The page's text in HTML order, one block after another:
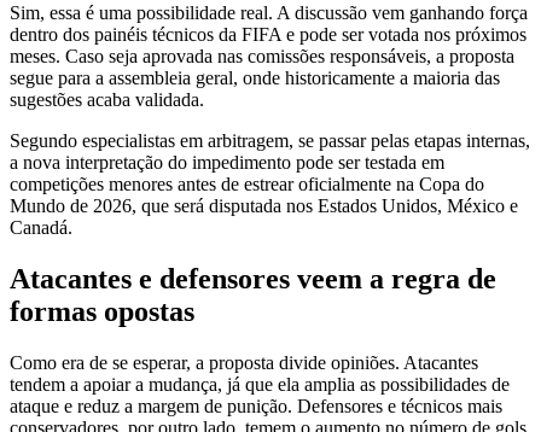
Sim, essa é uma possibilidade real. A discussão vem ganhando força
dentro dos painéis técnicos da FIFA e pode ser votada nos próximos
meses. Caso seja aprovada nas comissões responsáveis, a proposta
segue para a assembleia geral, onde historicamente a maioria das
sugestões acaba validada.
Segundo especialistas em arbitragem, se passar pelas etapas internas,
a nova interpretação do impedimento pode ser testada em
competições menores antes de estrear oficialmente na Copa do
Mundo de 2026, que será disputada nos Estados Unidos, México e
Canadá.
Atacantes e defensores veem a regra de
formas opostas
Como era de se esperar, a proposta divide opiniões. Atacantes
tendem a apoiar a mudança, já que ela amplia as possibilidades de
ataque e reduz a margem de punição. Defensores e técnicos mais
conservadores, por outro lado, temem o aumento no número de gols